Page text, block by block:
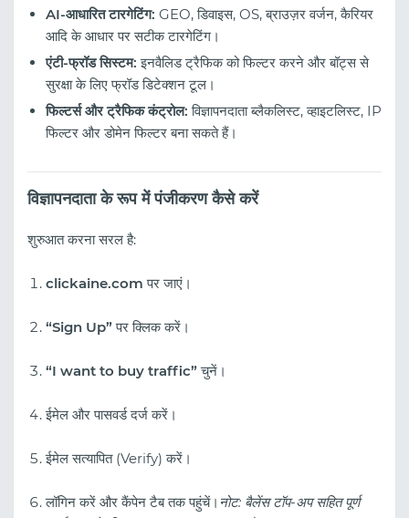
AI-आधारित टारगेटिंग: GEO, डिवाइस, OS, ब्राउज़र वर्जन, कैरियर
आदि के आधार पर सटीक टारगेटिंग।
एंटी-फ्रॉड सिस्टम: इनवैलिड ट्रैफिक को फिल्टर करने और बॉट्स से
सुरक्षा के लिए फ्रॉड डिटेक्शन टूल।
फिल्टर्स और ट्रैफिक कंट्रोल: विज्ञापनदाता ब्लैकलिस्ट, व्हाइटलिस्ट, IP
फिल्टर और डोमेन फिल्टर बना सकते हैं।
विज्ञापनदाता के रूप में पंजीकरण कैसे करें
शुरुआत करना सरल है:
clickaine.com पर जाएं।
“Sign Up”पर क्लिक करें।
“I want to buy traffic”चुनें।
ईमेल और पासवर्ड दर्ज करें।
ईमेल सत्यापित (Verify) करें।
लॉगिन करें और कैंपेन टैब तक पहुंचें। नोट: बैलेंस टॉप-अप सहित पूर्ण